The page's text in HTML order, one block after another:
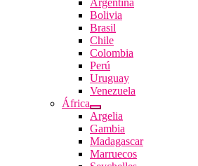
Argentina
Bolivia
Brasil
Chile
Colombia
Perú
Uruguay
Venezuela
África
Argelia
Gambia
Madagascar
Marruecos